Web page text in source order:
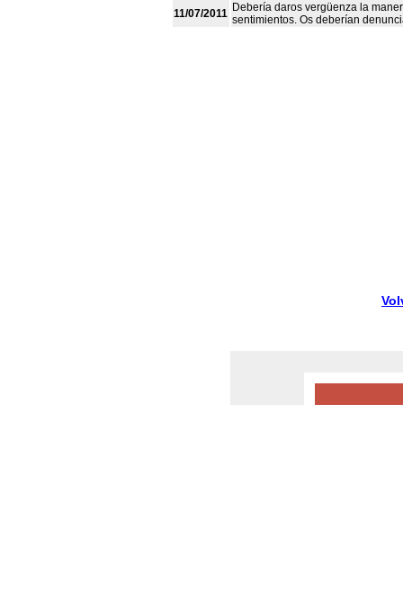
11/07/2011 Debería daros vergüenza la
sentimientos. Os deberían